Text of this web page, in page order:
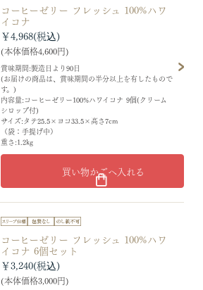
コーヒーゼリー フレッシュ 100%ハワ
イコナ
賞味期間:製造日より90日
(お届けの商品は、賞味期間の半分以上を有したもので
す。)
内容量:コーヒーゼリー100%ハワイコナ 9個(クリーム
シロップ付)
サイズ:タテ25.5×ヨコ33.5×高さ7cm
（袋：手提げ中）
重さ:1.2kg
￥4,968
(本体価格4,600円)
買い物かごへ入れる
コーヒーゼリー フレッシュ 100%ハワ
イコナ 6個セット
￥3,240
(本体価格3,000円)